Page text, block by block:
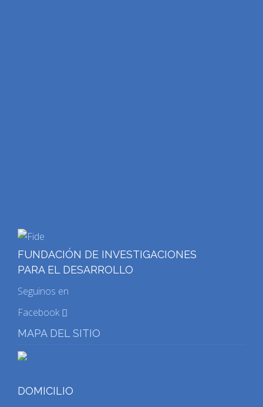
FUNDACIÓN DE INVESTIGACIONES
PARA EL DESARROLLO
Seguinos en
Facebook
MAPA DEL SITIO
DOMICILIO